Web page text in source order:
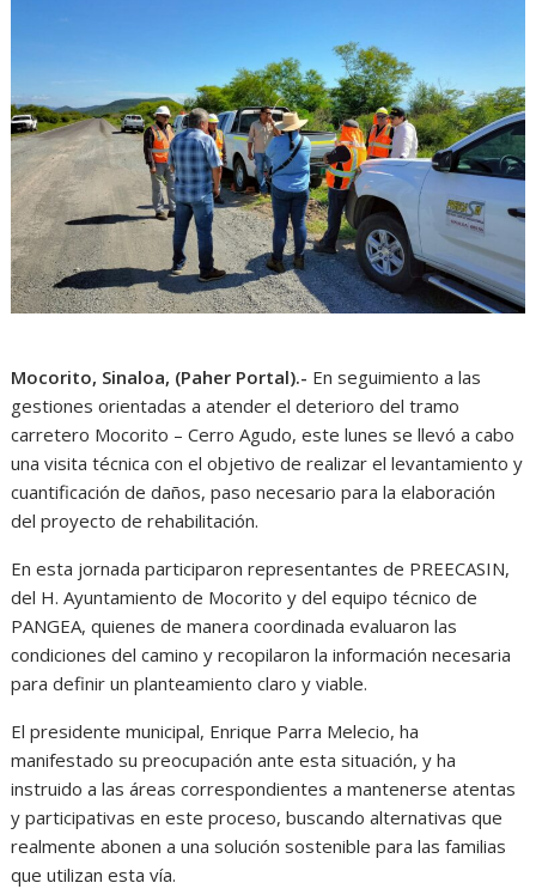
Mocorito, Sinaloa, (Paher Portal).- En seguimiento a las
gestiones orientadas a atender el deterioro del tramo
carretero Mocorito – Cerro Agudo, este lunes se llevó a cabo
una visita técnica con el objetivo de realizar el levantamiento y
cuantificación de daños, paso necesario para la elaboración
del proyecto de rehabilitación.
En esta jornada participaron representantes de PREECASIN,
del H. Ayuntamiento de Mocorito y del equipo técnico de
PANGEA, quienes de manera coordinada evaluaron las
condiciones del camino y recopilaron la información necesaria
para definir un planteamiento claro y viable.
El presidente municipal, Enrique Parra Melecio, ha
manifestado su preocupación ante esta situación, y ha
instruido a las áreas correspondientes a mantenerse atentas
y participativas en este proceso, buscando alternativas que
realmente abonen a una solución sostenible para las familias
que utilizan esta vía.